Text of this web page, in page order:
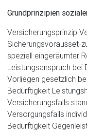
Grundprinzipien
Versicherungsprinzip
Sicherungsvorausset-
speziell eingeräumter
Leistungsanspruch bei
Vorliegen gesetzlich
Bedürftigkeit
Versicherungsfalls
Versorgungsfalls
Bedürftigkeit